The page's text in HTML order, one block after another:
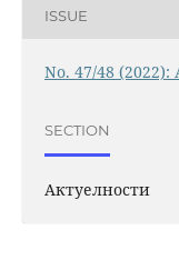
ISSUE
No. 47/48
SECTION
Актуелности